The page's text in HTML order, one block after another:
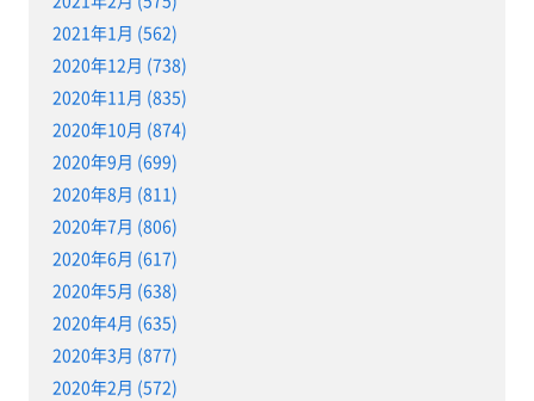
2021年1月 (562)
2020年12月 (738)
2020年11月 (835)
2020年10月 (874)
2020年9月 (699)
2020年8月 (811)
2020年7月 (806)
2020年6月 (617)
2020年5月 (638)
2020年4月 (635)
2020年3月 (877)
2020年2月 (572)